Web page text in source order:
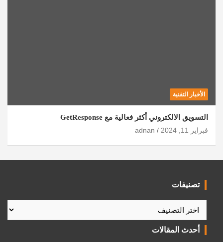
الأخبار التقنية
التسويق الالكتروني أكثر فعالية مع GetResponse
فبراير 11, 2024
adnan
تصنيفات
تصنيفات
أحدث المقالات